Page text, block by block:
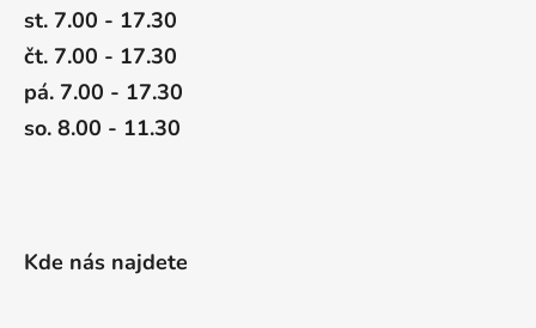
st. 7.00 - 17.30
čt. 7.00 - 17.30
pá. 7.00 - 17.30
so. 8.00 - 11.30
Kde nás najdete